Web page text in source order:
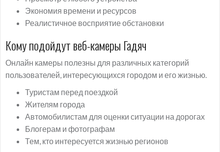
Экономия времени и ресурсов
Реалистичное восприятие обстановки
Кому подойдут веб-камеры Гадяч
Онлайн камеры полезны для различных категорий
пользователей, интересующихся городом и его жизнью.
Туристам перед поездкой
Жителям города
Автомобилистам для оценки ситуации на дорогах
Блогерам и фотографам
Тем, кто интересуется жизнью регионов